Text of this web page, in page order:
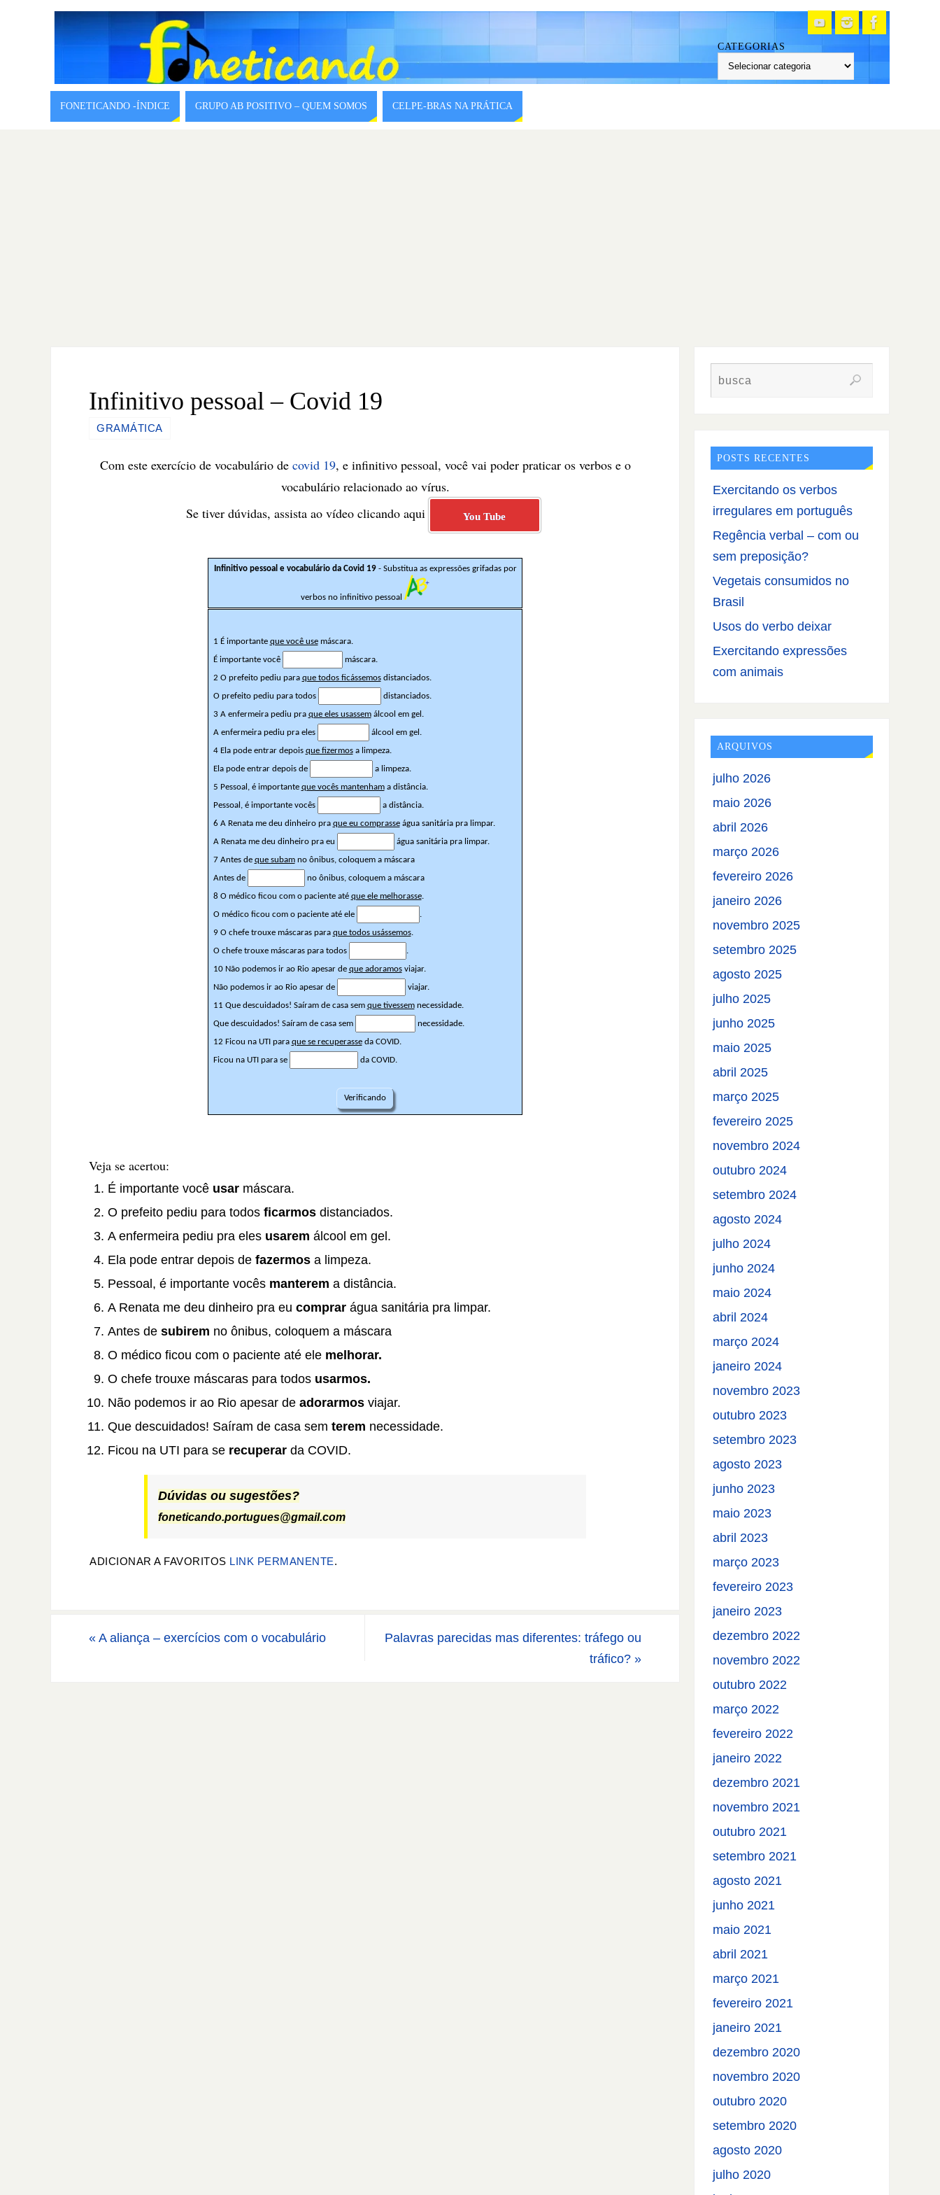
CATEGORIAS
FONETICANDO -ÍNDICE GRUPO AB POSITIVO – QUEM SOMOS CELPE-BRAS NA PRÁTICA
Infinitivo pessoal – Covid 19
GRAMÁTICA
Com este exercício de vocabulário de covid 19, e infinitivo pessoal, você vai poder praticar os verbos e o
vocabulário relacionado ao vírus.
Se tiver dúvidas, assista ao vídeo clicando aqui
You Tube
Veja se acertou:
É importante você usar máscara.
O prefeito pediu para todos ficarmos distanciados.
A enfermeira pediu pra eles usarem álcool em gel.
Ela pode entrar depois de fazermos a limpeza.
Pessoal, é importante vocês manterem a distância.
A Renata me deu dinheiro pra eu comprar água sanitária pra limpar.
Antes de subirem no ônibus, coloquem a máscara
O médico ficou com o paciente até ele melhorar.
O chefe trouxe máscaras para todos usarmos.
Não podemos ir ao Rio apesar de adorarmos viajar.
Que descuidados! Saíram de casa sem terem necessidade.
Ficou na UTI para se recuperar da COVID.
Dúvidas ou sugestões?
foneticando.portugues@gmail.com
ADICIONAR A FAVORITOS LINK PERMANENTE.
« A aliança – exercícios com o vocabulário
Palavras parecidas mas diferentes: tráfego ou
tráfico? »
POSTS RECENTES
Exercitando os verbos
irregulares em português
Regência verbal – com ou
sem preposição?
Vegetais consumidos no
Brasil
Usos do verbo deixar
Exercitando expressões
com animais
ARQUIVOS
julho 2026
maio 2026
abril 2026
março 2026
fevereiro 2026
janeiro 2026
novembro 2025
setembro 2025
agosto 2025
julho 2025
junho 2025
maio 2025
abril 2025
março 2025
fevereiro 2025
novembro 2024
outubro 2024
setembro 2024
agosto 2024
julho 2024
junho 2024
maio 2024
abril 2024
março 2024
janeiro 2024
novembro 2023
outubro 2023
setembro 2023
agosto 2023
junho 2023
maio 2023
abril 2023
março 2023
fevereiro 2023
janeiro 2023
dezembro 2022
novembro 2022
outubro 2022
março 2022
fevereiro 2022
janeiro 2022
dezembro 2021
novembro 2021
outubro 2021
setembro 2021
agosto 2021
junho 2021
maio 2021
abril 2021
março 2021
fevereiro 2021
janeiro 2021
dezembro 2020
novembro 2020
outubro 2020
setembro 2020
agosto 2020
julho 2020